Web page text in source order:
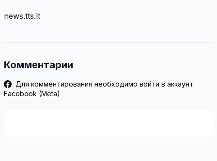
news.tts.lt
Комментарии
Для комментирования необходимо войти в аккаунт
Facebook (Meta)